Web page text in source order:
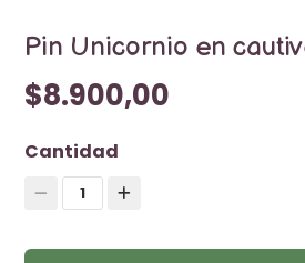
Pin Unicornio en
$8.900,00
Cantidad
1